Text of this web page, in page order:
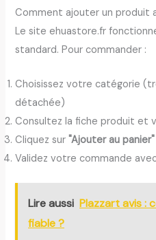
Comment ajouter un produit
Le site ehuastore.fr
standard. Pour commander :
Choisissez votre catégorie
détachée)
Consultez la fiche produit et
Cliquez sur"Ajouter au panier"
Validez votre commande
Lire aussi Plazzart avis :
fiable ?